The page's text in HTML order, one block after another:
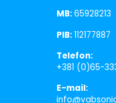
MB:65928213
PIB:112177887
Telefon:
+381 (0)65-
E-mail: